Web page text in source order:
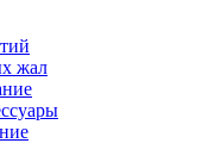
жал